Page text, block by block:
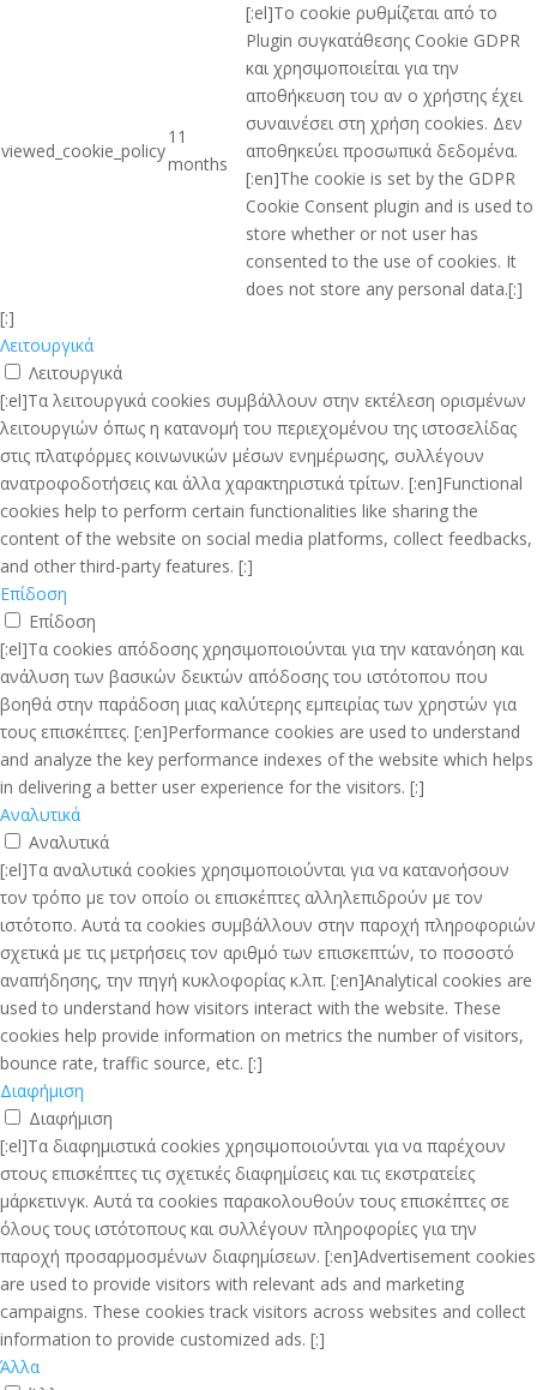
viewed_cookie_policy
11
months
[:el]Το cookie ρυθμίζεται από το
Plugin συγκατάθεσης Cookie GDPR
και χρησιμοποιείται για την
αποθήκευση του αν ο χρήστης έχει
συναινέσει στη χρήση cookies. Δεν
αποθηκεύει προσωπικά δεδομένα.
[:en]The cookie is set by the GDPR
Cookie Consent plugin and is used to
store whether or not user has
consented to the use of cookies. It
does not store any personal data.[:]
[:]
Λειτουργικά
Λειτουργικά
[:el]Τα λειτουργικά cookies συμβάλλουν στην εκτέλεση ορισμένων
λειτουργιών όπως η κατανομή του περιεχομένου της ιστοσελίδας
στις πλατφόρμες κοινωνικών μέσων ενημέρωσης, συλλέγουν
ανατροφοδοτήσεις και άλλα χαρακτηριστικά τρίτων. [:en]Functional
cookies help to perform certain functionalities like sharing the
content of the website on social media platforms, collect feedbacks,
and other third-party features. [:]
Επίδοση
Επίδοση
[:el]Τα cookies απόδοσης χρησιμοποιούνται για την κατανόηση και
ανάλυση των βασικών δεικτών απόδοσης του ιστότοπου που
βοηθά στην παράδοση μιας καλύτερης εμπειρίας των χρηστών για
τους επισκέπτες. [:en]Performance cookies are used to understand
and analyze the key performance indexes of the website which helps
in delivering a better user experience for the visitors. [:]
Αναλυτικά
Αναλυτικά
[:el]Τα αναλυτικά cookies χρησιμοποιούνται για να κατανοήσουν
τον τρόπο με τον οποίο οι επισκέπτες αλληλεπιδρούν με τον
ιστότοπο. Αυτά τα cookies συμβάλλουν στην παροχή πληροφοριών
σχετικά με τις μετρήσεις τον αριθμό των επισκεπτών, το ποσοστό
αναπήδησης, την πηγή κυκλοφορίας κ.λπ. [:en]Analytical cookies are
used to understand how visitors interact with the website. These
cookies help provide information on metrics the number of visitors,
bounce rate, traffic source, etc. [:]
Διαφήμιση
Διαφήμιση
[:el]Τα διαφημιστικά cookies χρησιμοποιούνται για να παρέχουν
στους επισκέπτες τις σχετικές διαφημίσεις και τις εκστρατείες
μάρκετινγκ. Αυτά τα cookies παρακολουθούν τους επισκέπτες σε
όλους τους ιστότοπους και συλλέγουν πληροφορίες για την
παροχή προσαρμοσμένων διαφημίσεων. [:en]Advertisement cookies
are used to provide visitors with relevant ads and marketing
campaigns. These cookies track visitors across websites and collect
information to provide customized ads. [:]
Άλλα